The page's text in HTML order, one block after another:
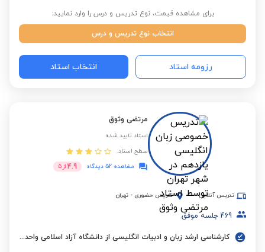
برای مشاهده قیمت، نوع تدریس و درس را وارد نمایید:
انتخاب نوع تدریس و درس
رزومه استاد انتخاب استاد
مرتضی وثوق
استاد تایید شده
سطح استاد:
مشاهده 52 دیدگاه
4.9 از 5
تدریس آنلاین تدریس حضوری - تهران
469 جلسه موفق
کارشناسی ارشد زبان و ادبیات انگلیسی از دانشگاه آزاد اسلامی واحد تهران مرکزی